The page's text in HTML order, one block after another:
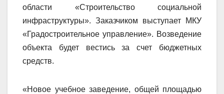
области «Строительство социальной
инфраструктуры». Заказчиком выступает МКУ
«Градостроительное управление». Возведение
объекта будет вестись за счет бюджетных
средств.
«Новое учебное заведение, общей площадью